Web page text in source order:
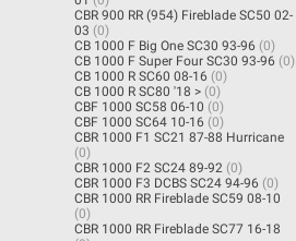
CBR 900 RR (954) Fireblade SC50 02-
03 (0)
CB 1000 F Big One SC30 93-96 (0)
CB 1000 F Super Four SC30 93-96 (0)
CB 1000 R SC60 08-16 (0)
CB 1000 R SC80 '18 > (0)
CBF 1000 SC58 06-10 (0)
CBF 1000 SC64 10-16 (0)
CBR 1000 F1 SC21 87-88 Hurricane
(0)
CBR 1000 F2 SC24 89-92 (0)
CBR 1000 F3 DCBS SC24 94-96 (0)
CBR 1000 RR Fireblade SC59 08-10
(0)
CBR 1000 RR Fireblade SC77 16-18